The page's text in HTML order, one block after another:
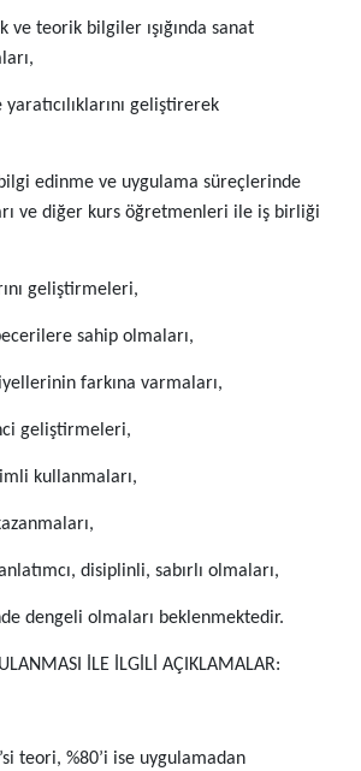
ve teorik bilgiler ışığında sanat
geliştirerek
edinme ve uygulama süreçlerinde
ve diğer kurs öğretmenleri ile iş birliği
geliştirmeleri,
sahip olmaları,
farkına varmaları,
geliştirmeleri,
kullanmaları,
anlatımcı, disiplinli, sabırlı olmaları,
dengeli olmaları beklenmektedir.
İLE İLGİLİ AÇIKLAMALAR:
teori, %80’i ise uygulamadan